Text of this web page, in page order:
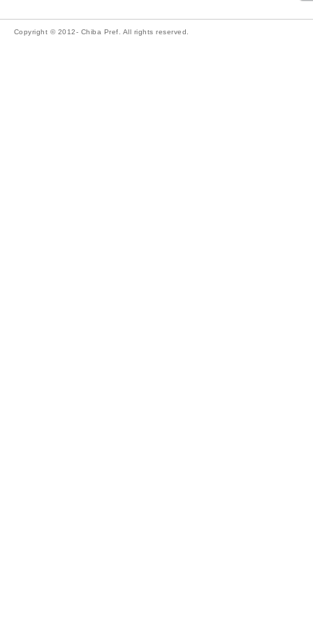
Copyright © 2012- Chiba Pref. All rights reserved.